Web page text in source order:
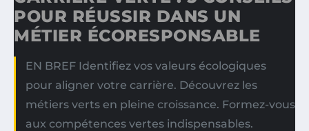
POUR RÉUSSIR DANS UN
MÉTIER ÉCORESPONSABLE
EN BREF Identifiez vos valeurs écologiques
pour aligner votre carrière. Découvrez les
métiers verts en pleine croissance. Formez-vous
aux compétences vertes indispensables.